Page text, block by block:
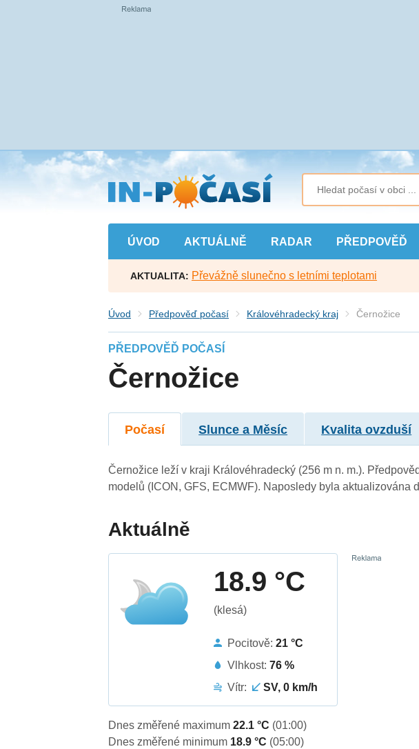
Přejít
na
hlavní
obsah
ÚVOD AKTUÁLNĚ RADAR PŘEDPOVĚĎ
AKTUALITA: Převážně slunečno s letními teplotami
Úvod Předpověď počasí Královéhradecký kraj Černožice
PŘEDPOVĚĎ POČASÍ
Černožice
Počasí Slunce a Měsíc Kvalita ovzduší
Černožice leží v kraji Královéhradecký (256 m n. m.).
modelů (ICON, GFS, ECMWF). Naposledy byla aktualizována
Aktuálně
18.9 °C
(klesá)
Pocitově:21 °C
Vlhkost:76 %
Vítr:
SV, 0 km/h
Dnes změřené maximum22.1 °C (01:00)
Dnes změřené minimum 18.9 °C (05:00)